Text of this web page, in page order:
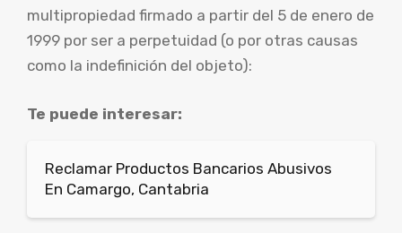
multipropiedad firmado a partir del 5 de enero de
1999 por ser a perpetuidad (o por otras causas
como la indefinición del objeto):
Te puede interesar:
Reclamar Productos Bancarios Abusivos
En Camargo, Cantabria